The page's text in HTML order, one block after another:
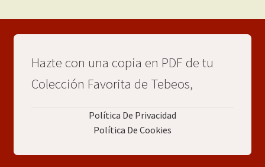
Hazte con una copia en PDF de tu
Colección Favorita de Tebeos,
Política De Privacidad
Política De Cookies